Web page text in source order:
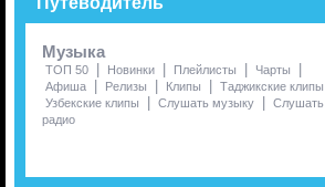
Музыка
ТОП 50 | Новинки | Плейлисты | Чарты |
Афиша | Релизы | Клипы | Таджикские клипы
Узбекские клипы | Слушать музыку | Слушать
радио